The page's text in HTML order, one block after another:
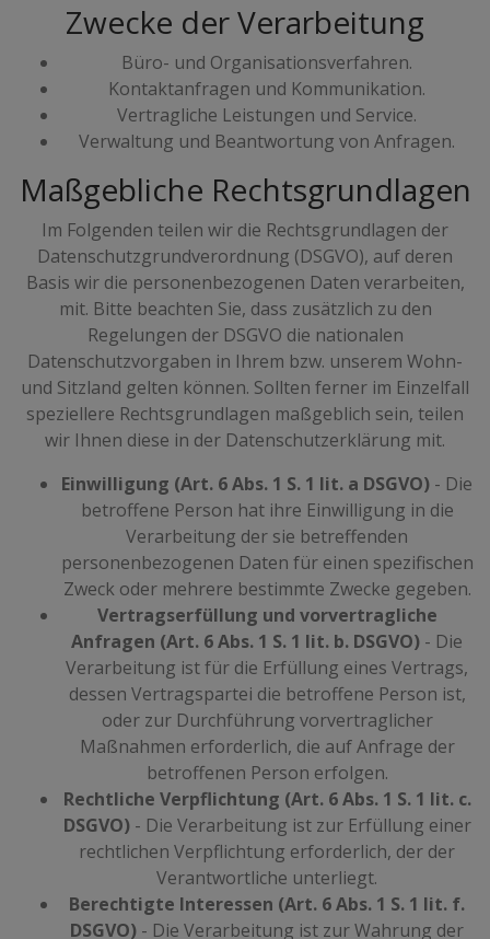
Zwecke der Verarbeitung
Büro- und Organisationsverfahren.
Kontaktanfragen und Kommunikation.
Vertragliche Leistungen und Service.
Verwaltung und Beantwortung von Anfragen.
Maßgebliche Rechtsgrundlagen
Im Folgenden teilen wir die Rechtsgrundlagen der
Datenschutzgrundverordnung (DSGVO), auf deren
Basis wir die personenbezogenen Daten verarbeiten,
mit. Bitte beachten Sie, dass zusätzlich zu den
Regelungen der DSGVO die nationalen
Datenschutzvorgaben in Ihrem bzw. unserem Wohn-
und Sitzland gelten können. Sollten ferner im Einzelfall
speziellere Rechtsgrundlagen maßgeblich sein, teilen
wir Ihnen diese in der Datenschutzerklärung mit.
Einwilligung (Art. 6 Abs. 1 S. 1 lit. a DSGVO) - Die
betroffene Person hat ihre Einwilligung in die
Verarbeitung der sie betreffenden
personenbezogenen Daten für einen spezifischen
Zweck oder mehrere bestimmte Zwecke gegeben.
Vertragserfüllung und vorvertragliche
Anfragen (Art. 6 Abs. 1 S. 1 lit. b. DSGVO) - Die
Verarbeitung ist für die Erfüllung eines Vertrags,
dessen Vertragspartei die betroffene Person ist,
oder zur Durchführung vorvertraglicher
Maßnahmen erforderlich, die auf Anfrage der
betroffenen Person erfolgen.
Rechtliche Verpflichtung (Art. 6 Abs. 1 S. 1 lit. c.
DSGVO)- Die Verarbeitung ist zur Erfüllung einer
rechtlichen Verpflichtung erforderlich, der der
Verantwortliche unterliegt.
Berechtigte Interessen (Art. 6 Abs. 1 S. 1 lit. f.
DSGVO) - Die Verarbeitung ist zur Wahrung der